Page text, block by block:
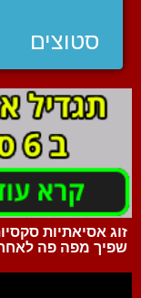
סטוצים
זוג אסיאתיות
שפיך מפה פה